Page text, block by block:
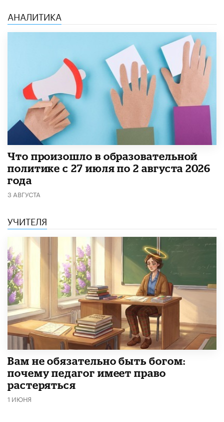
АНАЛИТИКА
​Что произошло в образовательной
политике с 27 июля по 2 августа 2026
года
3 АВГУСТА
УЧИТЕЛЯ
​Вам не обязательно быть богом:
почему педагог имеет право
растеряться
1 ИЮНЯ